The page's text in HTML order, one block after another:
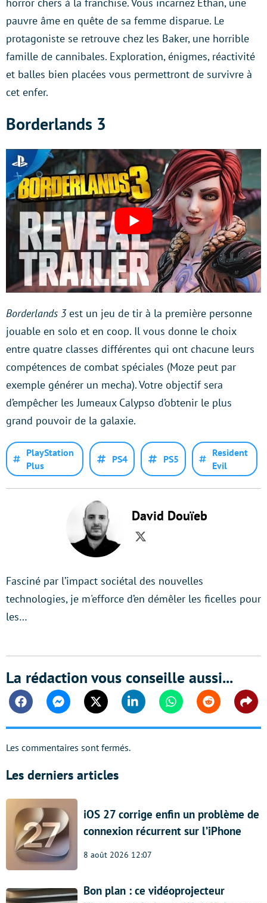
horror chers à la franchise. Vous incarnez Ethan, une
pauvre âme en quête de sa femme disparue. Le
protagoniste se retrouve chez les Baker, une horrible
famille de cannibales. Exploration, énigmes, réactivité
et balles bien placées vous permettront de survivre à
cet enfer.
Borderlands 3
Borderlands 3est un jeu de tir à la première personne
jouable en solo et en coop. Il vous donne le choix
entre quatre classes différentes qui ont chacune leurs
compétences de combat spéciales (Moze peut par
exemple générer un mecha). Votre objectif sera
d’empêcher les Jumeaux Calypso d’obtenir le plus
grand pouvoir de la galaxie.
PlayStation
Plus
PS4 PS5
Resident
Evil
David Douïeb
Twitter
Fasciné par l’impact sociétal des nouvelles
technologies, je m'efforce d’en démêler les ficelles pour
les…
La rédaction vous conseille aussi...
FacebookMessengerTwitter Linkedin WhatsappReddit
Les commentaires sont fermés.
Les derniers articles
iOS 27 corrige enfin un problème de
connexion récurrent sur l’iPhone
8 août 2026 12:07
Bon plan : ce vidéoprojecteur